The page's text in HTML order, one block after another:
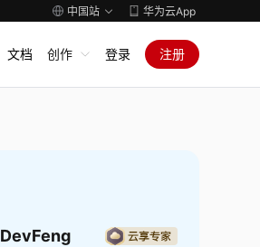
中国站 华为云App
文档 创作 登录 注册
DevFeng